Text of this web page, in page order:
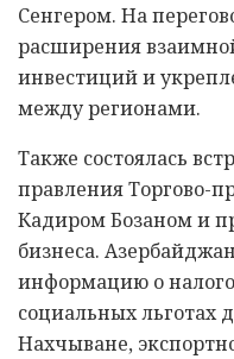
Сенгером. На
расширения
инвестиций и
между регионами.
Также состоялась
правления Торгово-
Кадиром Бозаном и
бизнеса.
информацию о
социальных льготах
Нахчыване,